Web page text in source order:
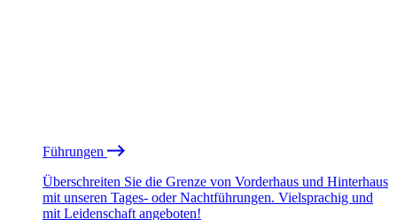
Führungen
Überschreiten Sie die Grenze von Vorderhaus und Hinterhaus
mit unseren Tages- oder Nachtführungen. Vielsprachig und
mit Leidenschaft angeboten!